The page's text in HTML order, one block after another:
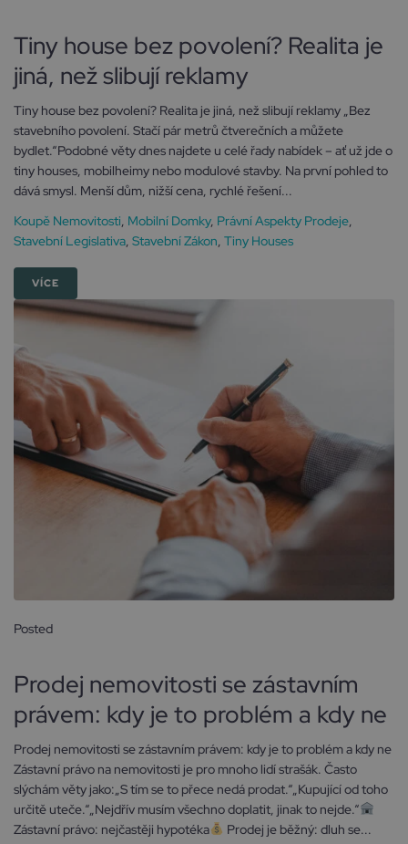
Tiny house bez povolení? Realita je
jiná, než slibují reklamy
Tiny house bez povolení? Realita je jiná, než slibují reklamy „Bez
stavebního povolení. Stačí pár metrů čtverečních a můžete
bydlet.“Podobné věty dnes najdete u celé řady nabídek – ať už jde o
tiny houses, mobilheimy nebo modulové stavby. Na první pohled to
dává smysl. Menší dům, nižší cena, rychlé řešení...
Koupě Nemovitosti, Mobilní Domky, Právní Aspekty Prodeje,
Stavební Legislativa, Stavební Zákon, Tiny Houses
VÍCE
Posted
Prodej nemovitosti se zástavním
právem: kdy je to problém a kdy ne
Prodej nemovitosti se zástavním právem: kdy je to problém a kdy ne
Zástavní právo na nemovitosti je pro mnoho lidí strašák. Často
slýchám věty jako:„S tím se to přece nedá prodat.“„Kupující od toho
určitě uteče.“„Nejdřív musím všechno doplatit, jinak to nejde.“
Zástavní právo: nejčastěji hypotéka
Prodej je běžný: dluh se...